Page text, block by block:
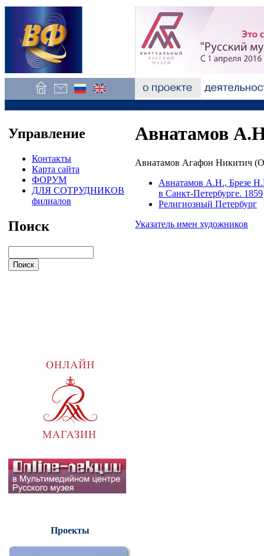
Управление
Контакты
Карта сайта
ФОРУМ
ДЛЯ СОТРУДНИКОВ
филиалов
Поиск
Проекты
Авнатамов
Авнатамов Агафон Никитич
Авнатамов А.Н., Брезе
в Санкт-Петербурге. 1859
Религиозный Петербург
Указатель имен художников